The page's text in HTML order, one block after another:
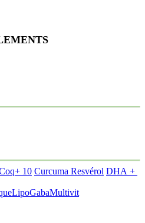
10 Curcuma Resvérol DHA +
LipoGabaMultivit